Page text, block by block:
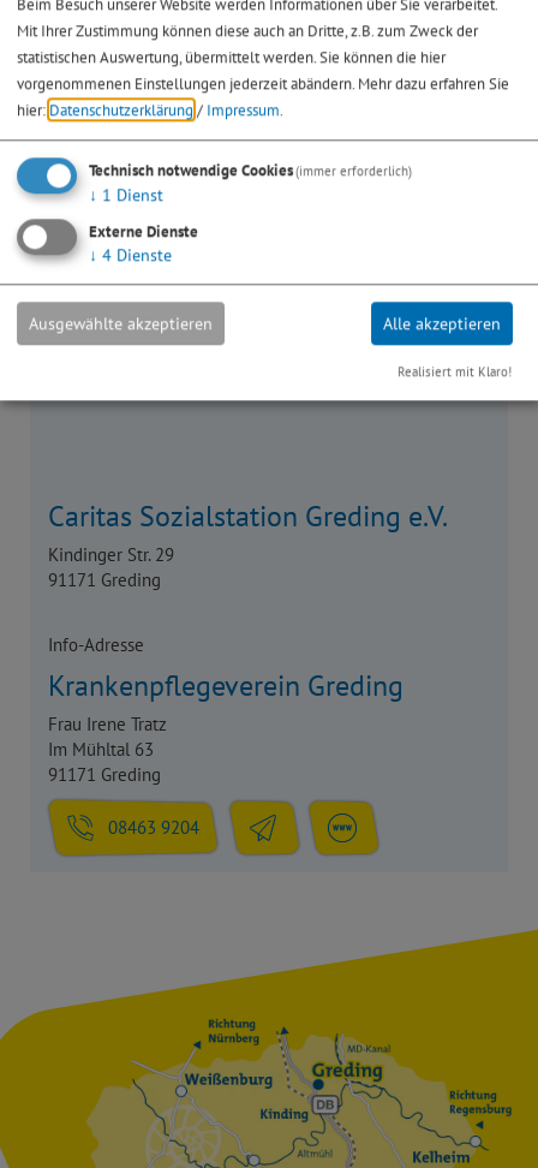
Bitte unterstützen Sie unsere Arbeit!
Krankenpflegeverein Greding
Caritas Sozialstation Greding e.V.
Kindinger Str. 29
91171 Greding
Info-Adresse
Krankenpflegeverein Greding
Frau Irene Tratz
Im Mühltal 63
91171 Greding
08463 9204
Beim Besuch unserer Website werden Informationen über Sie verarbeitet.
Mit Ihrer Zustimmung können diese auch an Dritte, z.B. zum Zweck der
statistischen Auswertung, übermittelt werden. Sie können die hier
vorgenommenen Einstellungen jederzeit abändern. Mehr dazu erfahren Sie
hier: Datenschutzerklärung / Impressum.
Technisch notwendige Cookies(immer erforderlich)
↓ 1 Dienst
Externe Dienste
↓ 4 Dienste
Ausgewählte akzeptieren Alle akzeptieren
Realisiert mit Klaro!